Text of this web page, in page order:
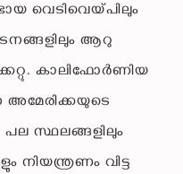
വെടിവെയ്പിലും
ആറു
കാലിഫോര്‍ണിയ
സ്ഥലങ്ങളിലും
നിയന്ത്രണം വിട്ട